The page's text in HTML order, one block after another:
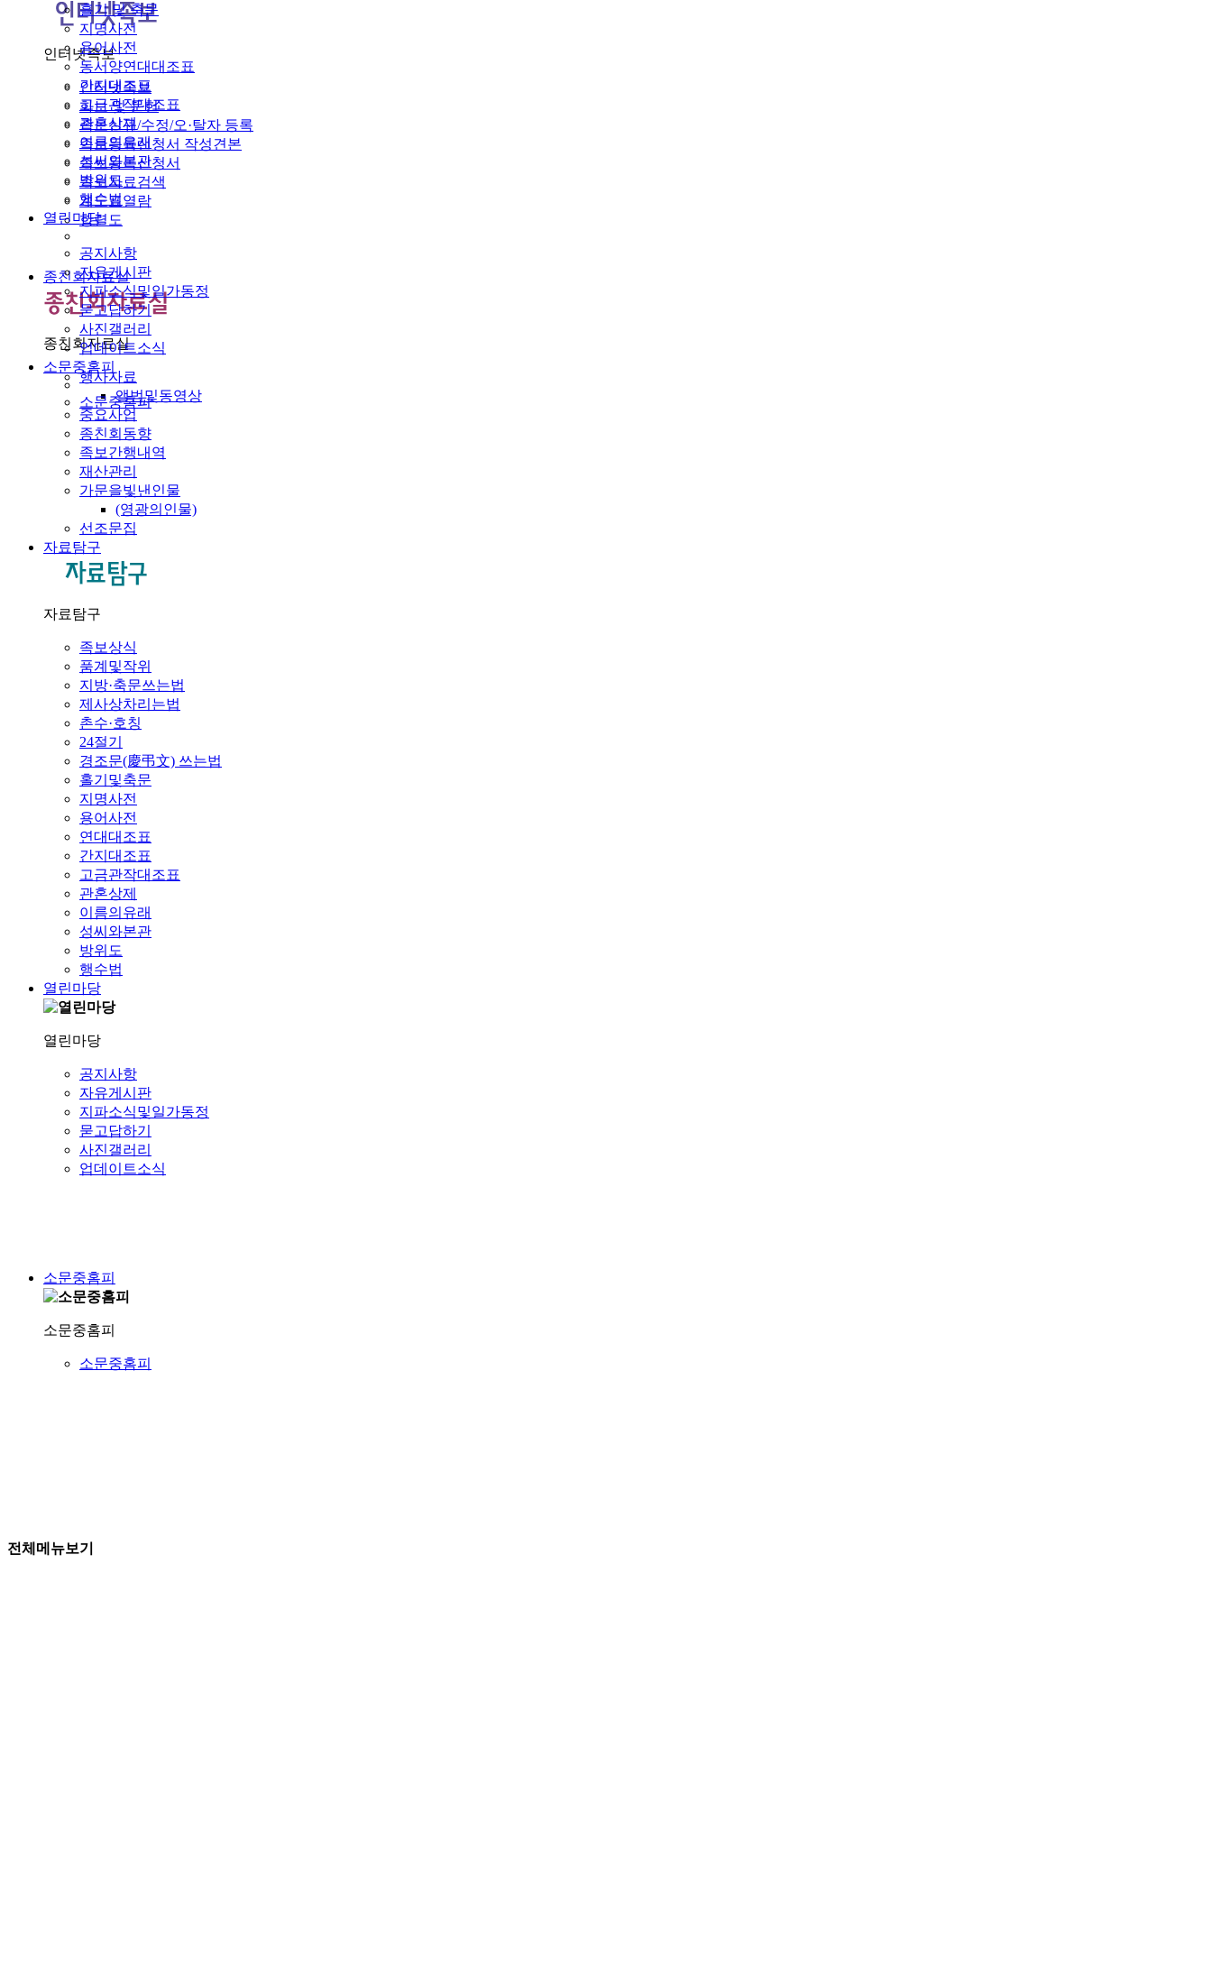
인터넷족보
인터넷족보
화보 및 문헌
족보신규/수정/오·탈자 등록
족보등록신청서 작성견본
족보등록신청서
족보자료검색
계도표열람
항렬도
종친회자료실
종친회자료실
행사자료
앨범및동영상
중요사업
종친회동향
족보간행내역
재산관리
가문을빛낸인물
(영광의인물)
선조문집
자료탐구
자료탐구
족보상식
품계및작위
지방·축문쓰는법
제사상차리는법
촌수·호칭
24절기
경조문(慶弔文) 쓰는법
홀기및축문
지명사전
용어사전
연대대조표
간지대조표
고금관작대조표
관혼상제
이름의유래
성씨와본관
방위도
행수법
열린마당
열린마당
공지사항
자유게시판
지파소식및일가동정
묻고답하기
사진갤러리
업데이트소식
소문중홈피
소문중홈피
소문중홈피
전체메뉴보기
홀기 및 축문
지명사전
용어사전
동서양연대대조표
간지대조표
고금관작대조표
관혼상제
이름의유래
성씨와본관
방위도
행수법
열린마당
공지사항
자유게시판
지파소식및일가동정
묻고답하기
사진갤러리
업데이트소식
소문중홈피
소문중홈피